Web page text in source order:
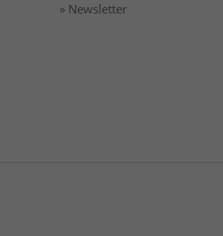
» Newsletter